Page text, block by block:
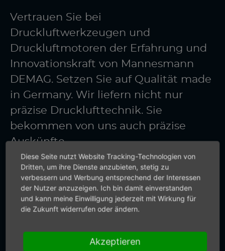
Vertrauen Sie bei
Druckluftwerkzeugen und
Druckluftmotoren der Erfahrung und
Innovationskraft von Mannesmann
DEMAG. Setzen Sie auf Qualität made
in Germany. Wir liefern nicht nur
präzise Drucklufttechnik. Sie
bekommen von uns auch präzise
Auskünfte.
+49 (0) 7159-18093-0
Zum Kontaktformular
Diese Seite nutzt Website Tracking-Technologien von
Dritten, um ihre Dienste anzubieten, stetig zu
verbessern und Werbung entsprechend der Interessen
der Nutzer anzuzeigen. Ich bin damit einverstanden
und kann meine Einwilligung jederzeit mit Wirkung für
die Zukunft widerrufen oder ändern.
Akzeptieren